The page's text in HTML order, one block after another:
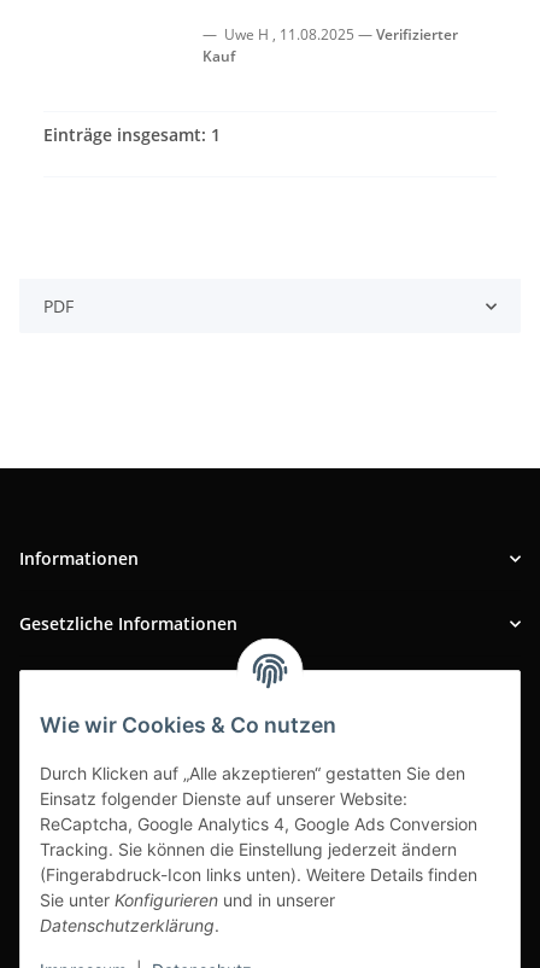
Wie wir Cookies & Co nutzen
Durch Klicken auf „Alle akzeptieren“ gestatten Sie den
Einsatz folgender Dienste auf unserer Website:
ReCaptcha, Google Analytics 4, Google Ads Conversion
Tracking. Sie können die Einstellung jederzeit ändern
(Fingerabdruck-Icon links unten). Weitere Details finden
Sie unter Konfigurieren und in unserer
Datenschutzerklärung.
Uwe H , 11.08.2025
Verifizierter
Kauf
Einträge insgesamt: 1
PDF
Informationen
Gesetzliche Informationen